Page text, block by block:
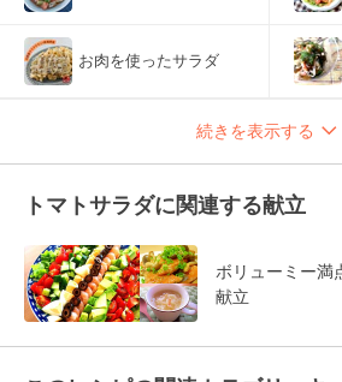
お肉を使ったサラダ
続きを表示する
トマトサラダに関連する献立
ボリューミー満
献立